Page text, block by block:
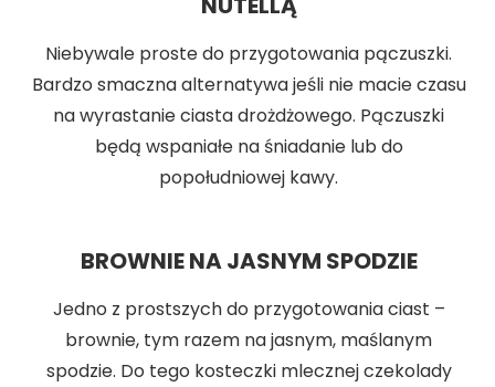
Niebywale proste do przygotowania pączuszki.
Bardzo smaczna alternatywa jeśli nie macie czasu
na wyrastanie ciasta drożdżowego. Pączuszki
będą wspaniałe na śniadanie lub do
popołudniowej kawy.
BROWNIE NA JASNYM SPODZIE
Jedno z prostszych do przygotowania ciast –
brownie, tym razem na jasnym, maślanym
spodzie. Do tego kosteczki mlecznej czekolady